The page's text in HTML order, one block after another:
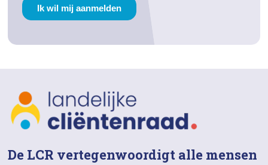
De LCR vertegenwoordigt alle mensen